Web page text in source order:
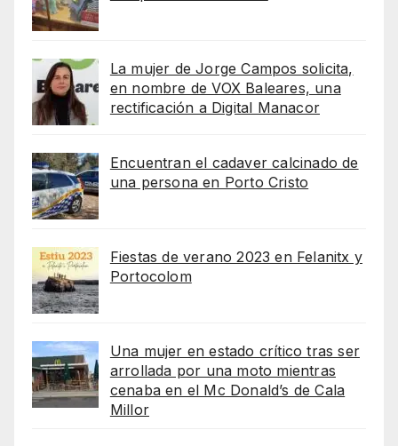
La mujer de Jorge Campos solicita,
en nombre de VOX Baleares, una
rectificación a Digital Manacor
Encuentran el cadaver calcinado de
una persona en Porto Cristo
Fiestas de verano 2023 en Felanitx y
Portocolom
Una mujer en estado crítico tras ser
arrollada por una moto mientras
cenaba en el Mc Donald’s de Cala
Millor